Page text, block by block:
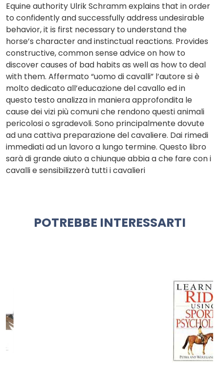
Equine authority Ulrik Schramm explains that in order
to confidently and successfully address undesirable
behavior, it is first necessary to understand the
horse’s character and instinctual reactions. Provides
constructive, common sense advice on how to
discover causes of bad habits as well as how to deal
with them. Affermato “uomo di cavalli” l’autore si è
molto dedicato all’educazione del cavallo ed in
questo testo analizza in maniera approfondita le
cause dei vizi più comuni che rendono questi animali
pericolosi o sgradevoli. Sono principalmente dovute
ad una cattiva preparazione del cavaliere. Dai rimedi
immediati ad un lavoro a lungo termine. Questo libro
sarà di grande aiuto a chiunque abbia a che fare con i
cavalli e sensibilizzerà tutti i cavalieri
POTREBBE INTERESSARTI